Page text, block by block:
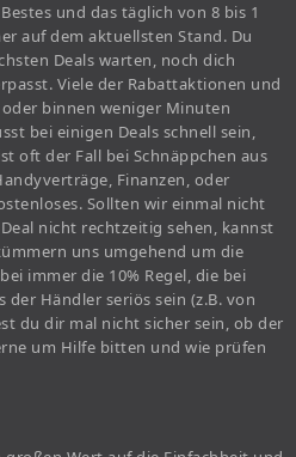
und das täglich von 8 bis 1
auf dem aktuellsten Stand. Du
Deals warten, noch dich
Viele der Rabattaktionen und
binnen weniger Minuten
bei einigen Deals schnell sein,
oft der Fall bei Schnäppchen aus
Finanzen, oder
Sollten wir einmal nicht
nicht rechtzeitig sehen, kannst
uns umgehend um die
immer die 10% Regel, die bei
Händler seriös sein (z.B. von
du dir mal nicht sicher sein, ob der
um Hilfe bitten und wie prüfen